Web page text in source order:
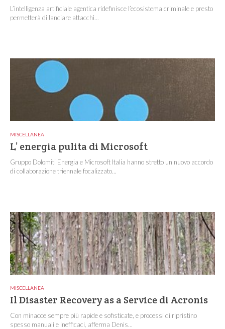
L’intelligenza artificiale agentica ridefinisce l’ecosistema criminale e presto
permetterà di lanciare attacchi...
MISCELLANEA
L’ energia pulita di Microsoft
Gruppo Dolomiti Energia e Microsoft Italia hanno stretto un nuovo accordo
di collaborazione triennale focalizzato...
MISCELLANEA
Il Disaster Recovery as a Service di Acronis
Con minacce sempre più rapide e sofisticate, e processi di ripristino
spesso manuali e inefficaci, afferma Denis...